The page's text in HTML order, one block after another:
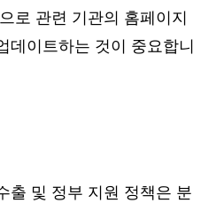
로 관련 기관의 홈페이지
데이트하는 것이 중요합니
출 및 정부 지원 정책은 분